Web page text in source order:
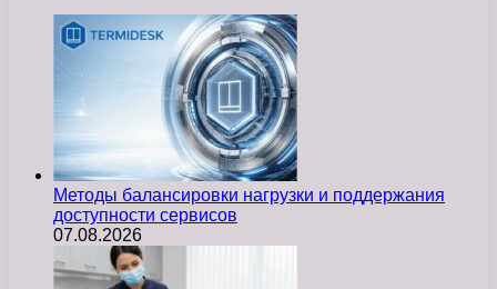
Методы балансировки нагрузки и поддержания
доступности сервисов
07.08.2026